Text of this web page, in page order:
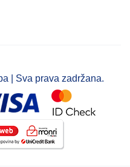
| Sva prava zadržana.